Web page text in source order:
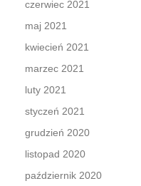
czerwiec 2021
maj 2021
kwiecień 2021
marzec 2021
luty 2021
styczeń 2021
grudzień 2020
listopad 2020
październik 2020